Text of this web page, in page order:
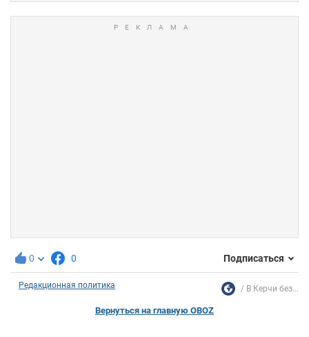
0 0 Подписаться
Редакционная политика В Керчи без...
Вернуться на главную OBOZ